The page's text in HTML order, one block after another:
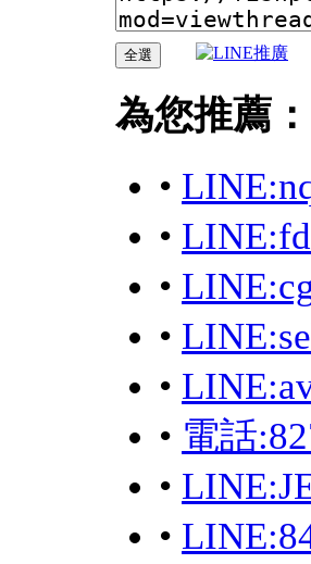
為您推薦：
•
•
•
•
•
• 電話
•
•